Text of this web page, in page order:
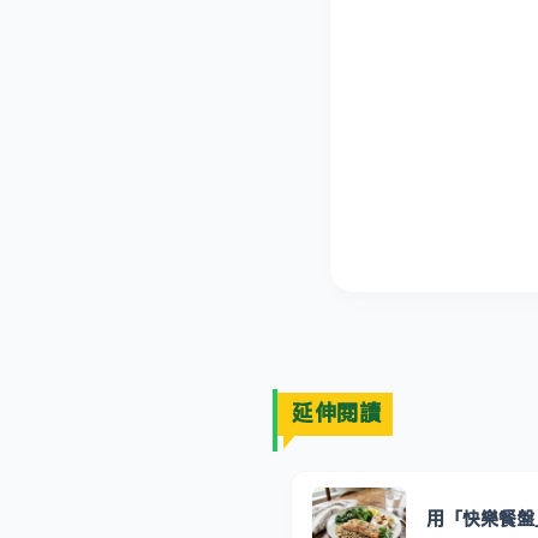
延伸閱讀
用「快樂餐